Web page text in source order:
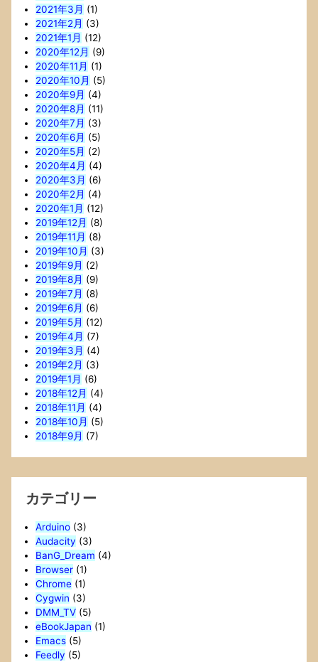
2021年3月 (1)
2021年2月 (3)
2021年1月 (12)
2020年12月 (9)
2020年11月 (1)
2020年10月 (5)
2020年9月 (4)
2020年8月 (11)
2020年7月 (3)
2020年6月 (5)
2020年5月 (2)
2020年4月 (4)
2020年3月 (6)
2020年2月 (4)
2020年1月 (12)
2019年12月 (8)
2019年11月 (8)
2019年10月 (3)
2019年9月 (2)
2019年8月 (9)
2019年7月 (8)
2019年6月 (6)
2019年5月 (12)
2019年4月 (7)
2019年3月 (4)
2019年2月 (3)
2019年1月 (6)
2018年12月 (4)
2018年11月 (4)
2018年10月 (5)
2018年9月 (7)
カテゴリー
Arduino(3)
Audacity (3)
BanG_Dream (4)
Browser(1)
Chrome(1)
Cygwin (3)
DMM_TV(5)
eBookJapan (1)
Emacs(5)
Feedly (5)